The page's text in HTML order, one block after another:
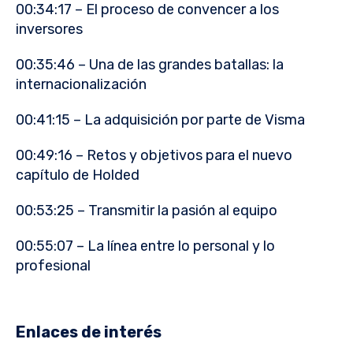
00:34:17 – El proceso de convencer a los
inversores
00:35:46 – Una de las grandes batallas: la
internacionalización
00:41:15 – La adquisición por parte de Visma
00:49:16 – Retos y objetivos para el nuevo
capítulo de Holded
00:53:25 – Transmitir la pasión al equipo
00:55:07 – La línea entre lo personal y lo
profesional
Enlaces de interés